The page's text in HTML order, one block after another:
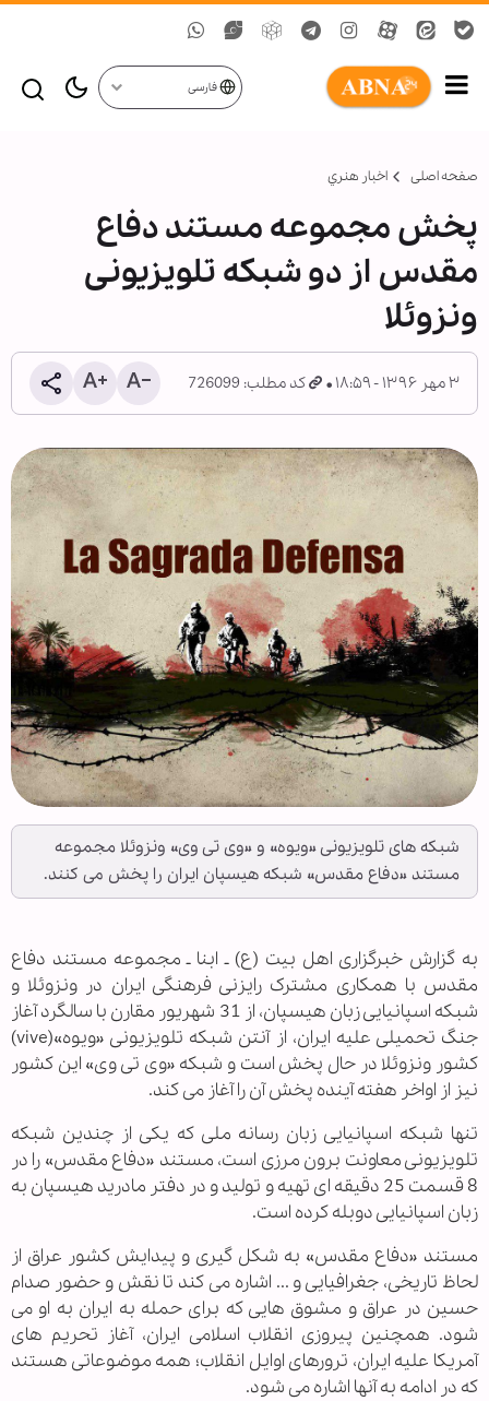
فارسی
صفحه اصلی اخبار هنري
پخش مجموعه مستند دفاع
مقدس از دو شبکه تلویزیونی
ونزوئلا
۳ مهر ۱۳۹۶ - ۱۸:۵۹ کد مطلب: 726099
شبکه های تلویزیونی «ویوه» و «وی تی وی» ونزوئلا مجموعه
مستند «دفاع مقدس» شبکه هیسپان ایران را پخش می کنند.
به گزارش خبرگزاری اهل بیت (ع) ـ ابنا ـ مجموعه مستند دفاع
مقدس با همکاری مشترک رایزنی فرهنگی ایران در ونزوئلا و
شبکه اسپانیایی زبان هیسپان، از 31 شهریور مقارن با سالگرد آغاز
جنگ تحمیلی علیه ایران، از آنتن شبکه تلویزیونی «ویوه»(vive)
کشور ونزوئلا در حال پخش است و شبکه «وی تی وی» این کشور
نیز از اواخر هفته آینده پخش آن را آغاز می کند.
تنها شبکه اسپانیایی زبان رسانه ملی که یکی از چندین شبکه
تلویزیونی معاونت برون مرزی است، مستند «دفاع مقدس» را در
8 قسمت 25 دقیقه ای تهیه و تولید و در دفتر مادرید هیسپان به
زبان اسپانیایی دوبله کرده است.
مستند «دفاع مقدس» به شکل گیری و پیدایش کشور عراق از
لحاظ تاریخی، جغرافیایی و ... اشاره می کند تا نقش و حضور صدام
حسین در عراق و مشوق هایی که برای حمله به ایران به او می
شود. همچنین پیروزی انقلاب اسلامی ایران، آغاز تحریم های
آمریکا علیه ایران، ترورهای اوایل انقلاب؛ همه موضوعاتی هستند
که در ادامه به آنها اشاره می شود.